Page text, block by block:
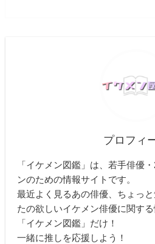
プロフィ
「イケメン図鑑」は、若手俳優
ンのための情報サイトです。
最近よく見るあの俳優、ちょっ
たの欲しいイケメン俳優に関す
「イケメン図鑑」だけ！
一緒に推しを応援しよう！